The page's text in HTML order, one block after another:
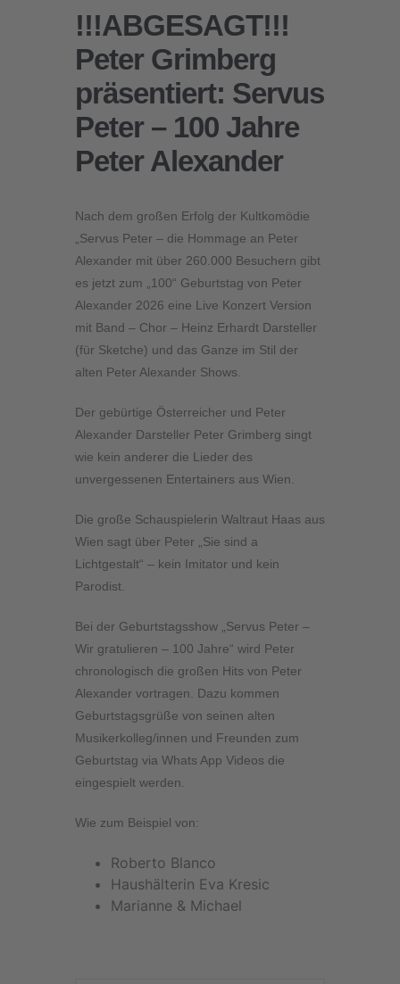
!!!ABGESAGT!!!
Peter Grimberg
präsentiert: Servus
Peter – 100 Jahre
Peter Alexander
Nach dem großen Erfolg der Kultkomödie
„Servus Peter – die Hommage an Peter
Alexander mit über 260.000 Besuchern gibt
es jetzt zum „100“ Geburtstag von Peter
Alexander 2026 eine Live Konzert Version
mit Band – Chor – Heinz Erhardt Darsteller
(für Sketche) und das Ganze im Stil der
alten Peter Alexander Shows.
Der gebürtige Österreicher und Peter
Alexander Darsteller Peter Grimberg singt
wie kein anderer die Lieder des
unvergessenen Entertainers aus Wien.
Die große Schauspielerin Waltraut Haas aus
Wien sagt über Peter „Sie sind a
Lichtgestalt“ – kein Imitator und kein
Parodist.
Bei der Geburtstagsshow
„Servus Peter –
Wir gratulieren – 100 Jahre“ wird Peter
chronologisch die großen Hits von Peter
Alexander vortragen. Dazu kommen
Geburtstagsgrüße von seinen alten
Musikerkolleg/innen und Freunden zum
Geburtstag via Whats App Videos die
eingespielt werden.
Wie zum Beispiel von:
Roberto Blanco
Haushälterin Eva Kresic
Marianne & Michael